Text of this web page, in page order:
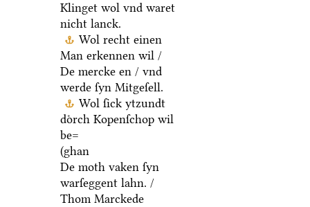
Klinget wol vnd waret
nicht lanck.
Wol recht einen
Man erkennen wil /
De mercke en / vnd
werde ſyn Mitgeſell.
Wol ſick ytzundt
doͤrch Kopenſchop wil
be=
(ghan
De moth vaken ſyn
warſeggent lahn. /
Thom Marckede